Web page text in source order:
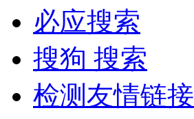
必应搜索
搜狗 搜索
检测友情链接